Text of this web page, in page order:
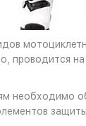
проводится
необходимо